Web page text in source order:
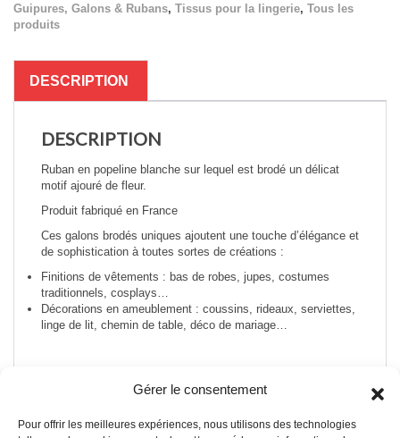
Gérer le consentement
Pour offrir les meilleures expériences, nous utilisons des technologies
Anglaise
-
Guipures, Galons & Rubans, Tissus pour la lingerie, Tous les
produits
DESCRIPTION
DESCRIPTION
Ruban en popeline blanche sur lequel est brodé un délicat
motif ajouré de fleur.
Produit fabriqué en France
Ces galons brodés uniques ajoutent une touche d’élégance et
de sophistication à toutes sortes de créations :
Finitions de vêtements : bas de robes, jupes, costumes
traditionnels, cosplays…
Décorations en ameublement : coussins, rideaux, serviettes,
linge de lit, chemin de table, déco de mariage…